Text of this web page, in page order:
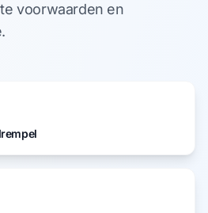
voorwaarden en